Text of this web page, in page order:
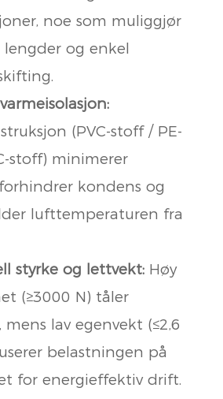
noe som muliggjør
lengder og enkel
(PVC-stoff / PE-
stoff) minimerer
kondens og
lufttemperaturen fra
styrke og lettvekt:Høy
(≥3000 N) tåler
lav egenvekt (≤2,6
belastningen på
for energieffektiv drift.